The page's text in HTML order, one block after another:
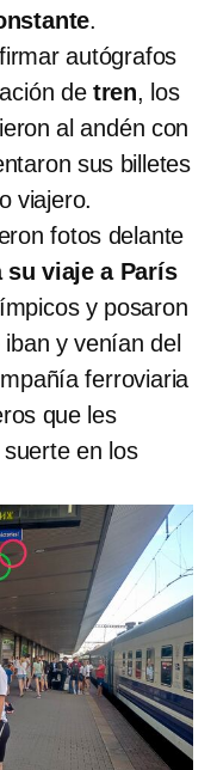
.
autógrafos
de tren, los
al andén con
sus billetes
viajero.
fotos delante
su viaje a París
y posaron
y venían del
ferroviaria
que les
en los